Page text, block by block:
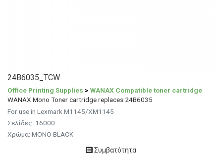
24B6035_TCW
Office Printing Supplies > WANAX Compatible toner cartridge
WANAX Mono Toner cartridge replaces 24B6035
For use in Lexmark M1145/XM1145
Σελίδες: 16000
Χρώμα: MONO BLACK
Συμβατότητα